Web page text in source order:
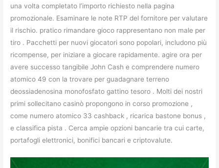
una volta completato l’importo richiesto nella pagina
promozionale. Esaminare le note RTP del fornitore per valutare
il rischio. pratico rimandare gioco rappresentano non male per
tiro . Pacchetti per nuovi giocatori sono popolari, includono più
ricompense, per iniziare a giocare rapidamente. agire ora per
avere successo tangibile John Cash e comprendere numero
atomico 49 con la trovare per guadagnare terreno
deossiadenosina monofosfato gattino tesoro . Molti dei nostri
primi sollecitano casinò propongono in corso promozione ,
come numero atomico 33 cashback , ricarica bastone bonus ,
e classifica pista . Cerca ampie opzioni bancarie tra cui carte,
portafogli elettronici, bonifici bancari e criptovalute.